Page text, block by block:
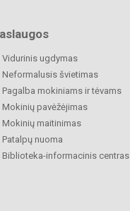
Vidurinis ugdymas
Neformalusis švietimas
Pagalba mokiniams ir tėvams
Mokinių pavėžėjimas
Mokinių maitinimas
Patalpų nuoma
Biblioteka-informacinis centras